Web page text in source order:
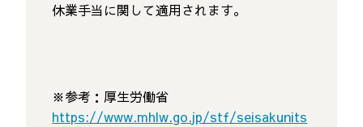
休業手当に関して適用されます。
※参考：厚生労働省
https://www.mhlw.go.jp/stf/seisakunits